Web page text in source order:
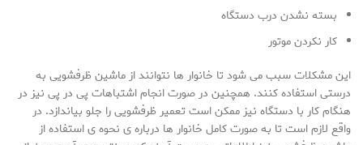
بسته نشدن درب دستگاه
کار نکردن موتور
این مشکلات سبب می شود تا خانوار ها نتوانند از ماشین ظرفشویی به
درستی استفاده کنند. همچنین در صورت انجام اشتباهات پی در پی نیز در
هنگام کار با دستگاه نیز ممکن است تعمیر ظرفشویی را جلو بیاندازد. در
واقع لازم است تا به صورت کامل خانوار ها درباره ی نحوه ی استفاده از